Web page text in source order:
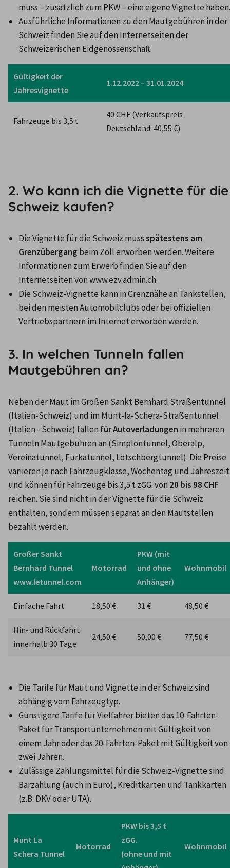
muss – zusätzlich zum PKW – eine eigene Vignette haben.
Ausführliche Informationen zu den Mautgebühren in der
Schweiz finden Sie auf den Internetseiten der
Schweizerischen Eidgenossenschaft.
Gültigkeit der
Jahresvignette
1.12.2022 – 31.01.2024
Fahrzeuge bis 3,5 t
40 CHF (Verkaufspreis
Deutschland: 40,55 €)
2. Wo kann ich die Vignette für die
Schweiz kaufen?
Die Vignette für die Schweiz muss spätestens am
Grenzübergang beim Zoll erworben werden. Weitere
Informationen zum Erwerb finden Sie auf den
Internetseiten von www.ezv.admin.ch.
Die Schweiz-Vignette kann in Grenznähe an Tankstellen,
bei den meisten Automobilclubs oder bei offiziellen
Vertriebspartnern im Internet erworben werden.
3. In welchen Tunneln fallen
Mautgebühren an?
Neben der Maut im Großen Sankt Bernhard Straßentunnel
(Italien-Schweiz) und im Munt-la-Schera-Straßentunnel
(Italien - Schweiz) fallen für Autoverladungen in mehreren
Tunneln Mautgebühren an (Simplontunnel, Oberalp,
Vereinatunnel, Furkatunnel, Lötschbergtunnel). Die Preise
variieren je nach Fahrzeugklasse, Wochentag und Jahreszeit
und können für Fahrzeuge bis 3,5 t zGG. von 20 bis 98 CHF
reichen. Sie sind nicht in der Vignette für die Schweiz
enthalten, sondern müssen separat an den Mautstellen
Großer Sankt
Bernhard Tunnel
www.letunnel.com
Motorrad
PKW (mit
und ohne
Anhänger)
Wohnmobil
Einfache Fahrt 18,50 € 31 € 48,50 €
Hin- und Rückfahrt
innerhalb 30 Tage
24,50 € 50,00 € 77,50 €
Die Tarife für Maut und Vignette in der Schweiz sind
abhängig vom Fahrzeugtyp.
Günstigere Tarife für Vielfahrer bieten das 10-Fahrten-
Paket für Transportunternehmen mit Gültigkeit von
einem Jahr oder das 20-Fahrten-Paket mit Gültigkeit von
zwei Jahren.
Zulässige Zahlungsmittel für die Schweiz-Vignette sind
Barzahlung (auch in Euro), Kreditkarten und Tankkarten
(z.B. DKV oder UTA).
Munt La
Motorrad
PKW bis 3,5 t
zGG.
(ohne und mit
Wohnmobil